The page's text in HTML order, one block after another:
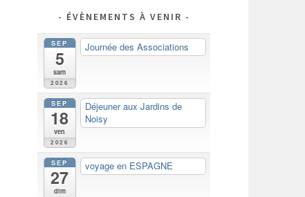
ÉVÈNEMENTS À VENIR
SEP
5
sam
2026
Journée des Associations
SEP
18
ven
2026
Déjeuner aux Jardins de
Noisy
SEP
27
dim
voyage en ESPAGNE